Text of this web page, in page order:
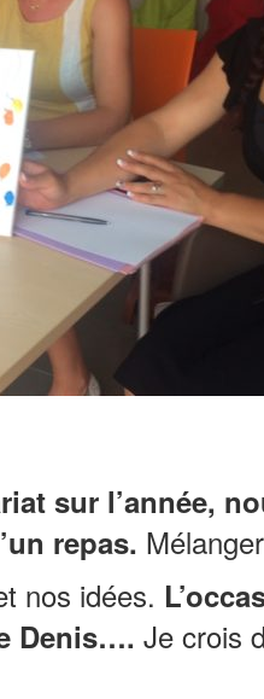
sur l’année,
repas.
nos idées.
Denis…. Je crois